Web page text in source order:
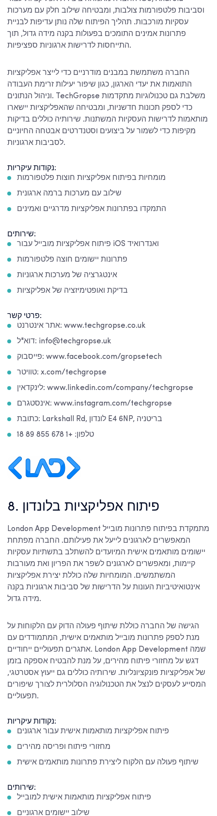
וסביבות פלטפורמות צולבות, ומבטיחה שילוב חלק עם מערכות
עסקיות מורכבות. תהליך הפיתוח שלה נותן עדיפות לבניית
פתרונות אמינים התומכים בפעולות בקנה מידה גדול, תוך
התייחסות לדרישות ארגוניות ספציפיות.
החברה משתמשת במבנים מודרניים כדי לייצר אפליקציות
התואמות את יעדי הארגון, כגון שיפור יעילות זרימת העבודה
וניהול הנתונים. TechGropse משלבת גם טכנולוגיות מתקדמות
כדי לספק תכונות חדשניות, ומבטיחה שהאפליקציות יישארו
מותאמות לדרישות העסקיות המשתנות. שירותיה כוללים בדיקות
מקיפות כדי לשמור על ביצועים וסטנדרטים אבטחה החיוניים
לסביבות ארגוניות.
נקודות עיקריות:
מומחיות בפיתוח אפליקציות חוצות פלטפורמות
שילוב עם מערכות ברמה ארגונית
התמקדו בפתרונות אפליקציות מדרגיים ואמינים
שירותים:
פיתוח אפליקציות מובייל עבור iOS ואנדרואיד
פתרונות יישומים חוצה פלטפורמות
אינטגרציה של מערכות ארגוניות
בדיקת ואופטימיזציה של אפליקציות
פרטי קשר:
אתר אינטרנט: www.techgropse.co.uk
דוא"ל: info@techgropse.uk
פייסבוק: www.facebook.com/gropsetech
טוויטר: x.com/techgropse
לינקדאין: www.linkedin.com/company/techgropse
אינסטגרם: www.instagram.com/techgropse
כתובת: Larkshall Rd, לונדון E4 6NP, בריטניה
טלפון: +1 678 855 89 18
8. פיתוח אפליקציות בלונדון
London App Development מתמקדת בפיתוח פתרונות מובייל
המאפשרים לארגונים לייעל את פעילותם. החברה מפתחת
יישומים מותאמים אישית המיועדים להשתלב בתשתיות עסקיות
קיימות, ומאפשרים לארגונים לשפר את הפריון ואת מעורבות
המשתמשים. המומחיות שלה כוללת יצירת אפליקציות
אינטואיטיביות העונות על הדרישות של סביבות ארגוניות בקנה
מידה גדול.
הגישה של החברה כוללת שיתוף פעולה הדוק עם הלקוחות על
מנת לספק פתרונות מובייל מותאמים אישית, המתמודדים עם
אתגרים תפעוליים ייחודיים. London App Development שמה
דגש על מחזורי פיתוח מהירים, על מנת להבטיח אספקה בזמן
של אפליקציות פונקציונליות. שירותיה כוללים גם ייעוץ אסטרטגי,
המסייע לעסקים לנצל את הטכנולוגיה הסלולרית לצורך שיפורים
תפעוליים.
נקודות עיקריות:
פיתוח אפליקציות מותאמות אישית עבור ארגונים
מחזורי פיתוח ופריסה מהירים
שיתוף פעולה עם הלקוח ליצירת פתרונות מותאמים אישית
שירותים:
פיתוח אפליקציות מותאמות אישית למובייל
שילוב יישומים ארגוניים